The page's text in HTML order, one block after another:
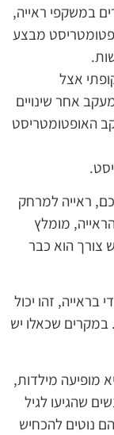
במשקפי ראייה,
מבצע
אצל
אחר שינויים
האופטומטריסט
ראייה למרחק
מומלץ
צורך הוא כבר
בראייה, זהו יכול
שכאלו יש
מופיעה מילדות,
שהגיעו לגיל
נוטים להכחיש